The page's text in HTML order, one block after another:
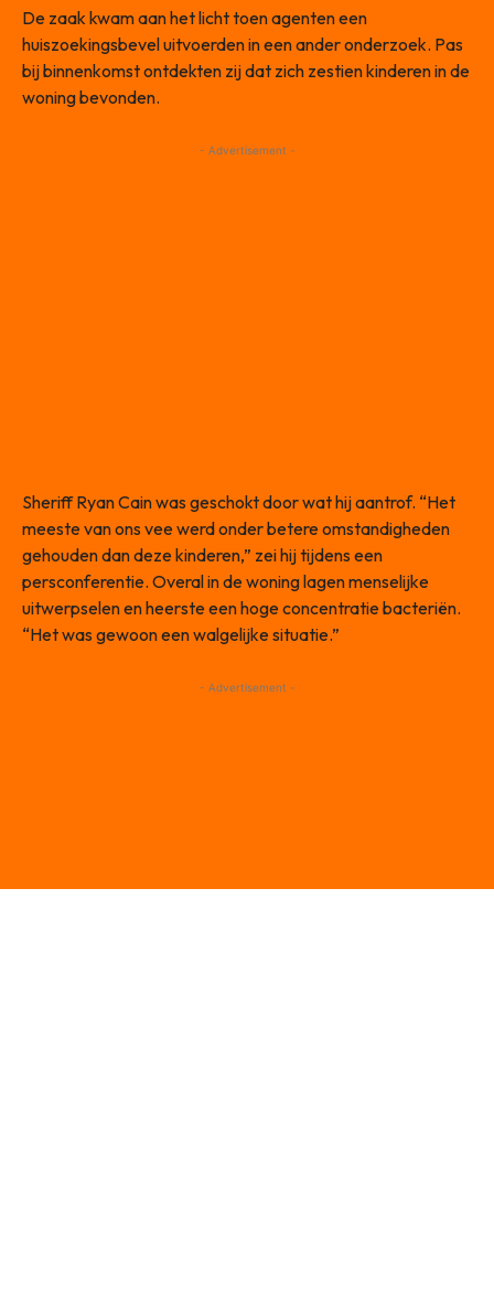
De zaak kwam aan het licht toen agenten een
huiszoekingsbevel uitvoerden in een ander onderzoek. Pas
bij binnenkomst ontdekten zij dat zich zestien kinderen in de
woning bevonden.
- Advertisement -
Sheriff Ryan Cain was geschokt door wat hij aantrof. “Het
meeste van ons vee werd onder betere omstandigheden
gehouden dan deze kinderen,” zei hij tijdens een
persconferentie. Overal in de woning lagen menselijke
uitwerpselen en heerste een hoge concentratie bacteriën.
“Het was gewoon een walgelijke situatie.”
- Advertisement -